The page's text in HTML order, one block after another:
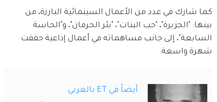
كما شارك في عدد من الأعمال السينمائية البارزة، من
بينها: "الجزيرة"، "حب البنات"، "بئر الحرمان"، و"الحاسة
السابعة"، إلى جانب مساهماته في أعمال إذاعية حققت
شهرة واسعة.
أيضاً في ET بالعربي